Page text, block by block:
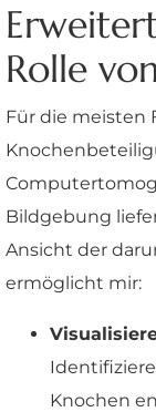
Rolle
Für die meisten
Bildgebung
Ansicht der
ermöglicht mir:
Knochen